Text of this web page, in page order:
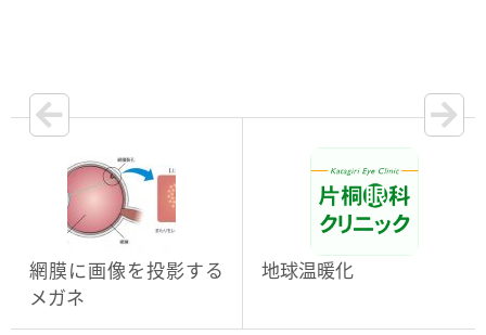
網膜に画像を投影する
メガネ
地球温暖化